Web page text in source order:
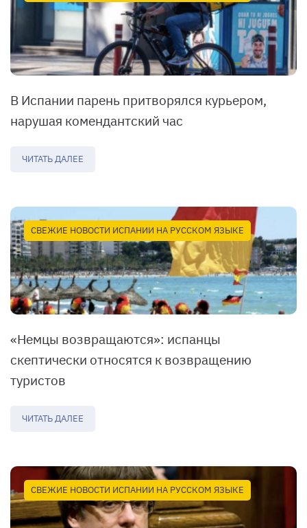
В Испании парень притворялся курьером,
нарушая комендантский час
ЧИТАТЬ ДАЛЕЕ
СВЕЖИЕ НОВОСТИ ИСПАНИИ НА РУССКОМ ЯЗЫКЕ
«Немцы возвращаются»: испанцы
скептически относятся к возвращению
туристов
ЧИТАТЬ ДАЛЕЕ
СВЕЖИЕ НОВОСТИ ИСПАНИИ НА РУССКОМ ЯЗЫКЕ